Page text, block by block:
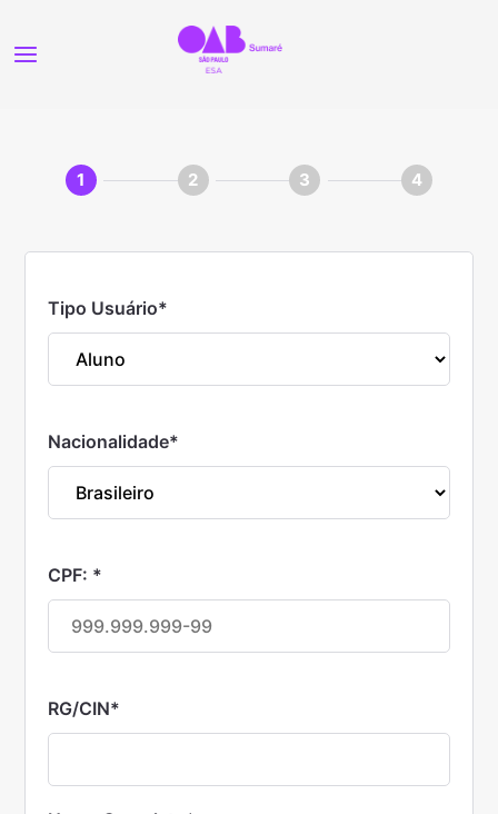
1 2 3 4
Tipo Usuário*
Nacionalidade*
CPF: *
RG/CIN*